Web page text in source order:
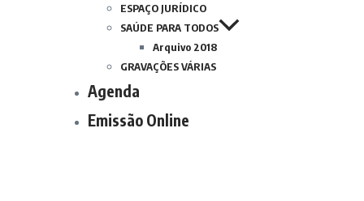
ESPAÇO JURÍDICO
SAÚDE PARA TODOS
Arquivo 2018
GRAVAÇÕES VÁRIAS
Agenda
Emissão Online